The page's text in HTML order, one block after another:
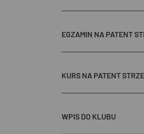
EGZAMIN NA PATENT
KURS NA PATENT
WPIS DO KLUBU